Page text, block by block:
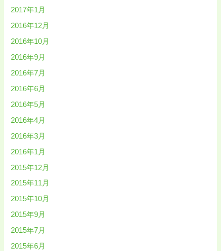
2017年1月
2016年12月
2016年10月
2016年9月
2016年7月
2016年6月
2016年5月
2016年4月
2016年3月
2016年1月
2015年12月
2015年11月
2015年10月
2015年9月
2015年7月
2015年6月